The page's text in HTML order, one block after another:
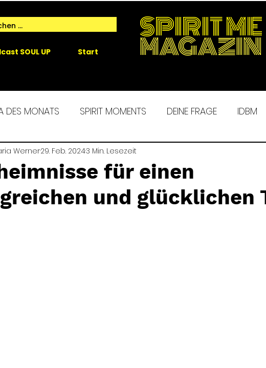
Start
SOUL UP
SPIRIT ME
MAGAZIN
DES MONATS SPIRIT MOMENTS DEINE FRAGE IDBM
SPIRIT ME EXPERIENCE MORGENROUTINE
für einen
und glücklichen
Werner29. Feb. 20243 Min. Lesezeit